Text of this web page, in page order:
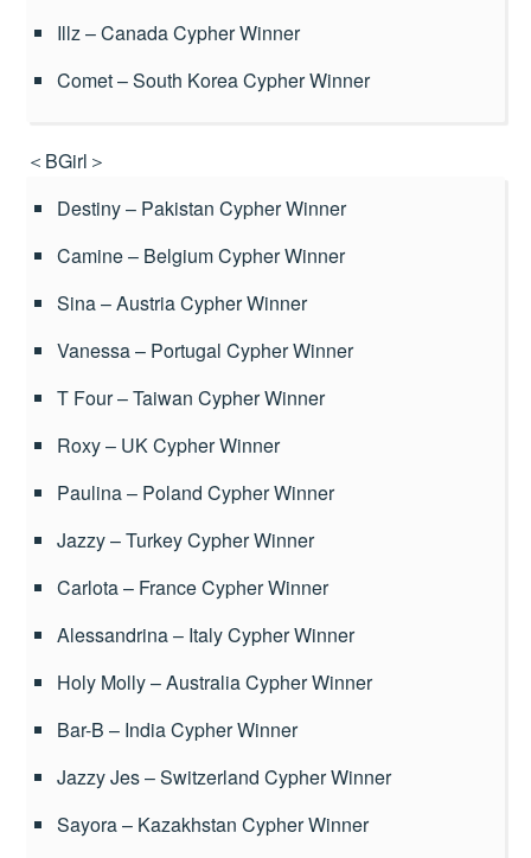
Illz – Canada Cypher Winner
Comet – South Korea Cypher Winner
＜BGirl＞
Destiny – Pakistan Cypher Winner
Camine – Belgium Cypher Winner
Sina – Austria Cypher Winner
Vanessa – Portugal Cypher Winner
T Four – Taiwan Cypher Winner
Roxy – UK Cypher Winner
Paulina – Poland Cypher Winner
Jazzy – Turkey Cypher Winner
Carlota – France Cypher Winner
Alessandrina – Italy Cypher Winner
Holy Molly – Australia Cypher Winner
Bar-B – India Cypher Winner
Jazzy Jes – Switzerland Cypher Winner
Sayora – Kazakhstan Cypher Winner